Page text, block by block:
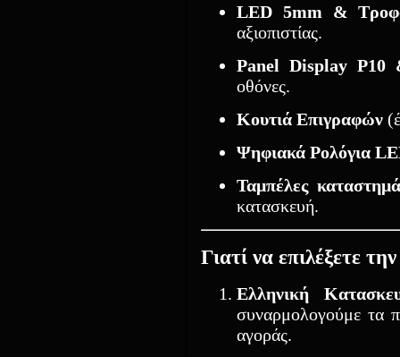
LED 5mm &
αξιοπιστίας.
Panel Display P10
οθόνες.
Κουτιά Επιγραφών
Ψηφιακά Ρολόγια
Ταμπέλες
κατασκευή.
Γιατί να επιλέξετε
Ελληνική
συναρμολογούμε τα
αγοράς.